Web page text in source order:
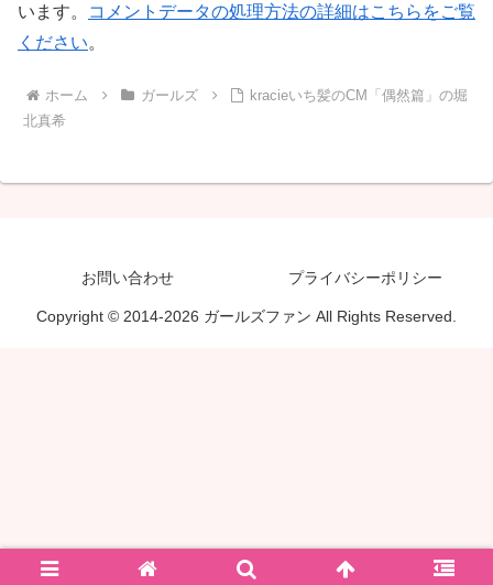
います。
コメントデータの処理方法の詳細はこちらをご覧
ください。
ホーム ガールズ
kracieいち髪のCM「偶然篇」の堀
北真希
お問い合わせ プライバシーポリシー
Copyright © 2014-2026 ガールズファン All Rights Reserved.